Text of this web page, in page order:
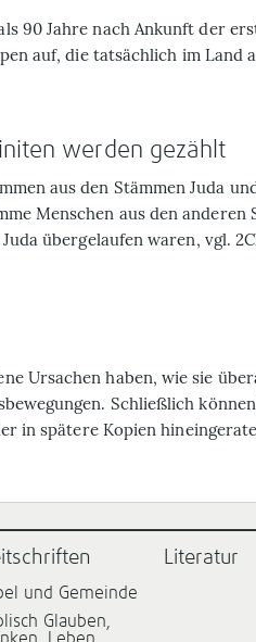
90 Jahre nach Ankunft der
auf, die tatsächlich im Land
werden gezählt
aus den Stämmen Juda
Menschen aus den anderen
übergelaufen waren, vgl.
Ursachen haben, wie sie
Schließlich
in spätere Kopien
und Gemeinde
Glauben,
Literatur